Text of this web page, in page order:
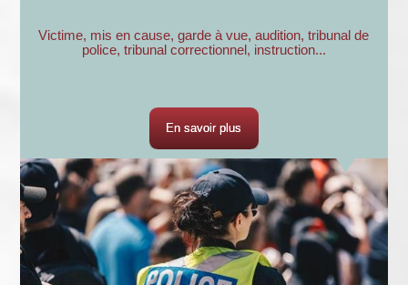
Victime, mis en cause, garde à vue, audition, tribunal de
police, tribunal correctionnel, instruction...
En savoir plus